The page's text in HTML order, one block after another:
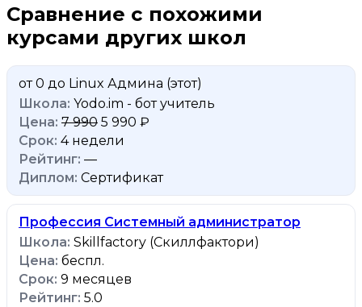
Сравнение с похожими
курсами других школ
от 0 до Linux Админа (этот)
Yodo.im - бот учитель
7 990 5 990 ₽
4 недели
—
Сертификат
Профессия Системный администратор
Skillfactory (Скиллфактори)
беспл.
9 месяцев
5.0